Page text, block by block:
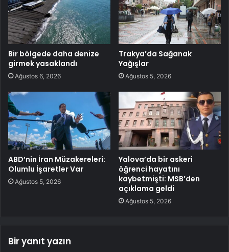
Bir bölgede daha denize
girmek yasaklandı
Ağustos 6, 2026
Trakya’da Sağanak
Yağışlar
Ağustos 5, 2026
ABD’nin İran Müzakereleri:
Olumlu İşaretler Var
Ağustos 5, 2026
Yalova’da bir askeri
öğrenci hayatını
kaybetmişti: MSB’den
açıklama geldi
Ağustos 5, 2026
Bir yanıt yazın